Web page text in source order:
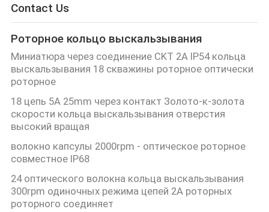
VR
ШОУ
О
НАС
ПУТЕШЕСТВИЕ
ФАБРИКИ
Contact Us
Роторное кольцо выскальзывания
Миниатюра через соединение CKT 2A IP54 кольца
выскальзывания 18 скважины роторное оптически
роторное
18 цепь 5A 25mm через контакт Золото-к-золота
скорости кольца выскальзывания отверстия
высокий вращая
волокно капсулы 2000rpm - оптическое роторное
совместное IP68
24 оптического волокна кольца выскальзывания
300rpm одиночных режима цепей 2A роторных
роторного соединяет